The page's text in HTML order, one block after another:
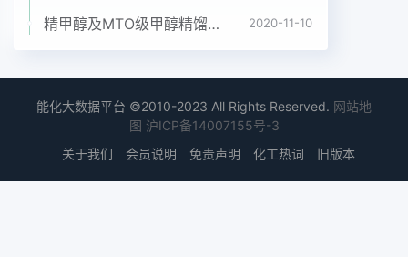
精甲醇及MTO级甲醇精馏工艺技术进展 2020-11-10
能化大数据平台 ©2010-2023 All Rights Reserved. 网站地
图 沪ICP备14007155号-3
关于我们
会员说明 免责声明 化工热词 旧版本